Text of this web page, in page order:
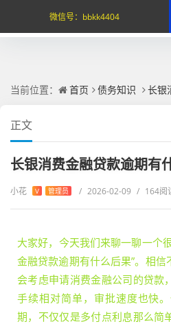
当前位置： 首页 债务知识 长银
正文
长银消费金融贷款逾期有
小花 V 管理员 / 2026-02-09 / 164阅
大家好，今天我们来聊一聊一
金融贷款逾期有什么后果”。相
会考虑申请消费金融公司的贷款
手续相对简单，审批速度也快
期，不仅仅是多付点利息那么简
微信号： bbkk4404